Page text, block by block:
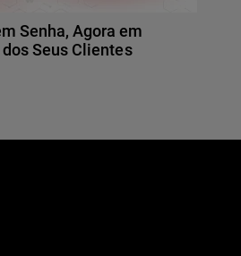
Senha, Agora em
Seus Clientes